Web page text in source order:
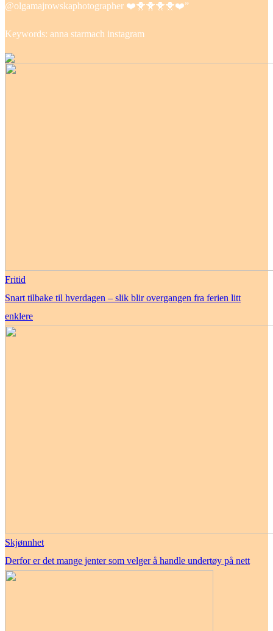
@olgamajrowskaphotographer ❤️🐥🐥🐥🐥❤️”
Keywords: anna starmach instagram
Fritid
Snart tilbake til hverdagen – slik blir overgangen fra ferien litt
enklere
Skjønnhet
Derfor er det mange jenter som velger å handle undertøy på nett